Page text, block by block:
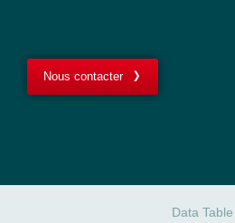
Nous contacter
Data Table